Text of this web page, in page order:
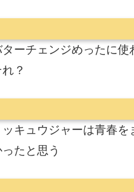
ーチェンジめったに
？
ッキュウジャーは青春
たと思う